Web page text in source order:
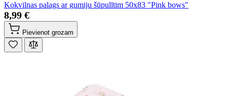
Kokvilnas palags ar gumiju šūpulītim 50x83 "Pink bows"
8,99 €
Pievienot grozam